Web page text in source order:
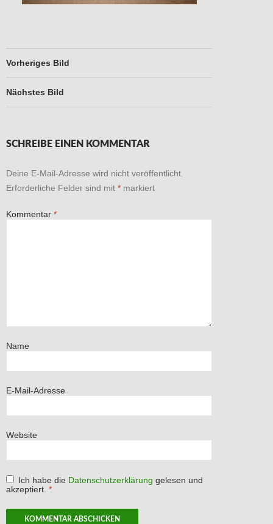
Vorheriges Bild
Nächstes Bild
SCHREIBE EINEN KOMMENTAR
Deine E-Mail-Adresse wird nicht veröffentlicht.
Erforderliche Felder sind mit * markiert
Kommentar *
Name
E-Mail-Adresse
Website
Ich habe die Datenschutzerklärung gelesen und
akzeptiert. *